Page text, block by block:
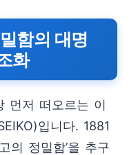
함의 대명
화
먼저 떠오르는 이
입니다. 1881
의 정밀함’을 추구